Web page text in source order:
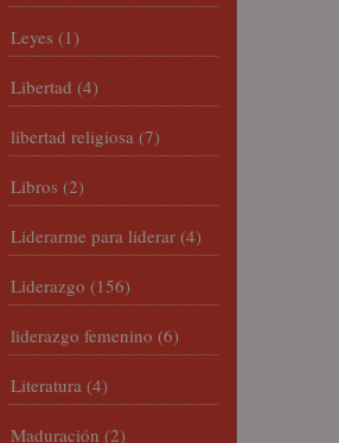
Leyes (1)
Libertad (4)
libertad religiosa (7)
Libros (2)
Liderarme para liderar (4)
Liderazgo (156)
liderazgo femenino (6)
Literatura (4)
Maduración (2)